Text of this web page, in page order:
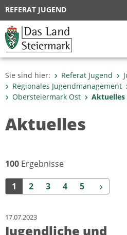
REFERAT JUGEND
Sie sind hier: Referat Jugend
Regionales Jugendmanagement
Obersteiermark Ost
Aktuelles
Aktuelles
100 Ergebnisse
1 2 3 4 5 Weiter
17.07.2023
Jugendliche und